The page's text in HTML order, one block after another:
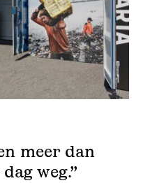
meer dan
weg.”